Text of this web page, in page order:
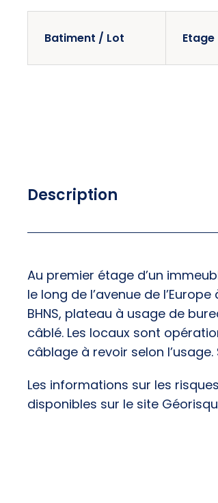
Batiment / Lot Etage
Description
Au premier étage d’un
le long de l’avenue de
BHNS, plateau à usage de
câblé. Les locaux sont
câblage à revoir selon
Les informations sur les
disponibles sur le site